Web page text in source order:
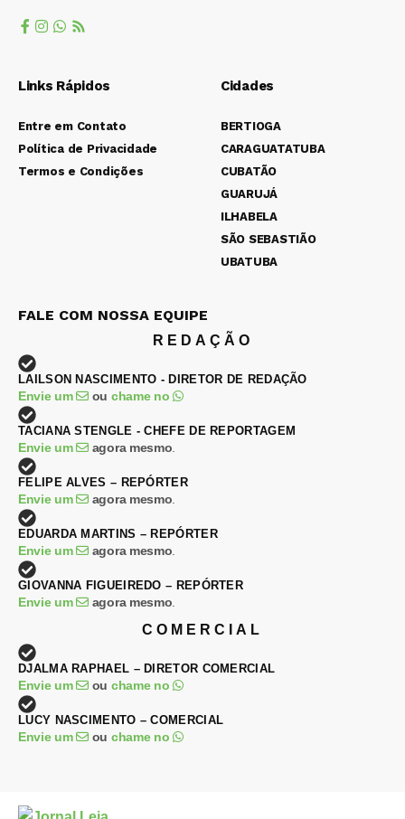
Links Rápidos
Entre em Contato
Política de Privacidade
Termos e Condições
Cidades
BERTIOGA
CARAGUATATUBA
CUBATÃO
GUARUJÁ
ILHABELA
SÃO SEBASTIÃO
UBATUBA
FALE COM NOSSA EQUIPE
REDAÇÃO
LAILSON NASCIMENTO - DIRETOR DE REDAÇÃO
Envie um ou chame no
TACIANA STENGLE - CHEFE DE REPORTAGEM
Envie um agora mesmo.
FELIPE ALVES – REPÓRTER
Envie um agora mesmo.
EDUARDA MARTINS – REPÓRTER
Envie um agora mesmo.
GIOVANNA FIGUEIREDO – REPÓRTER
Envie um agora mesmo.
COMERCIAL
DJALMA RAPHAEL – DIRETOR COMERCIAL
Envie um ou chame no
LUCY NASCIMENTO – COMERCIAL
Envie um ou chame no